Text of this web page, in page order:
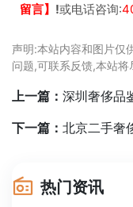
留言】 !或电话咨询:
声明:本站内容和图片仅
问题,可联系反馈,本站
上一篇： 深圳奢侈品
下一篇： 北京二手奢
热门资讯